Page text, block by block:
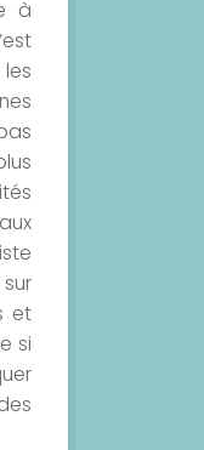
à
et
si